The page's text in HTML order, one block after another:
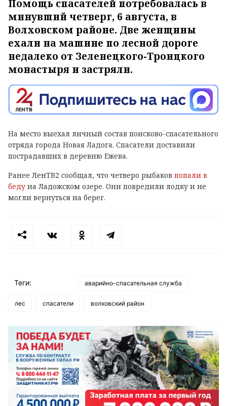
Помощь спасателей потребовалась в
минувший четверг, 6 августа, в
Волховском районе. Две женщины
ехали на машине по лесной дороге
недалеко от Зеленецкого-Троицкого
монастыря и застряли.
На место выехал личный состав поисково-спасательного
отряда города Новая Ладога. Спасатели доставили
пострадавших в деревню Ежева.
Ранее ЛенТВ2 сообщал, что четверо рыбаков попали в
беду на Ладожском озере. Они повредили лодку и не
могли вернуться на берег.
Теги: аварийно-спасательная служба
лес спасатели волховский район